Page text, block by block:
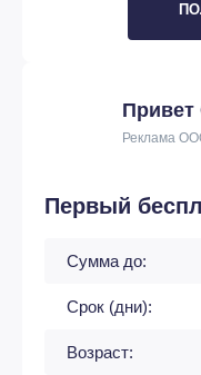
Привет
Реклама
Первый
Сумма до:
Срок (дни):
Возраст: